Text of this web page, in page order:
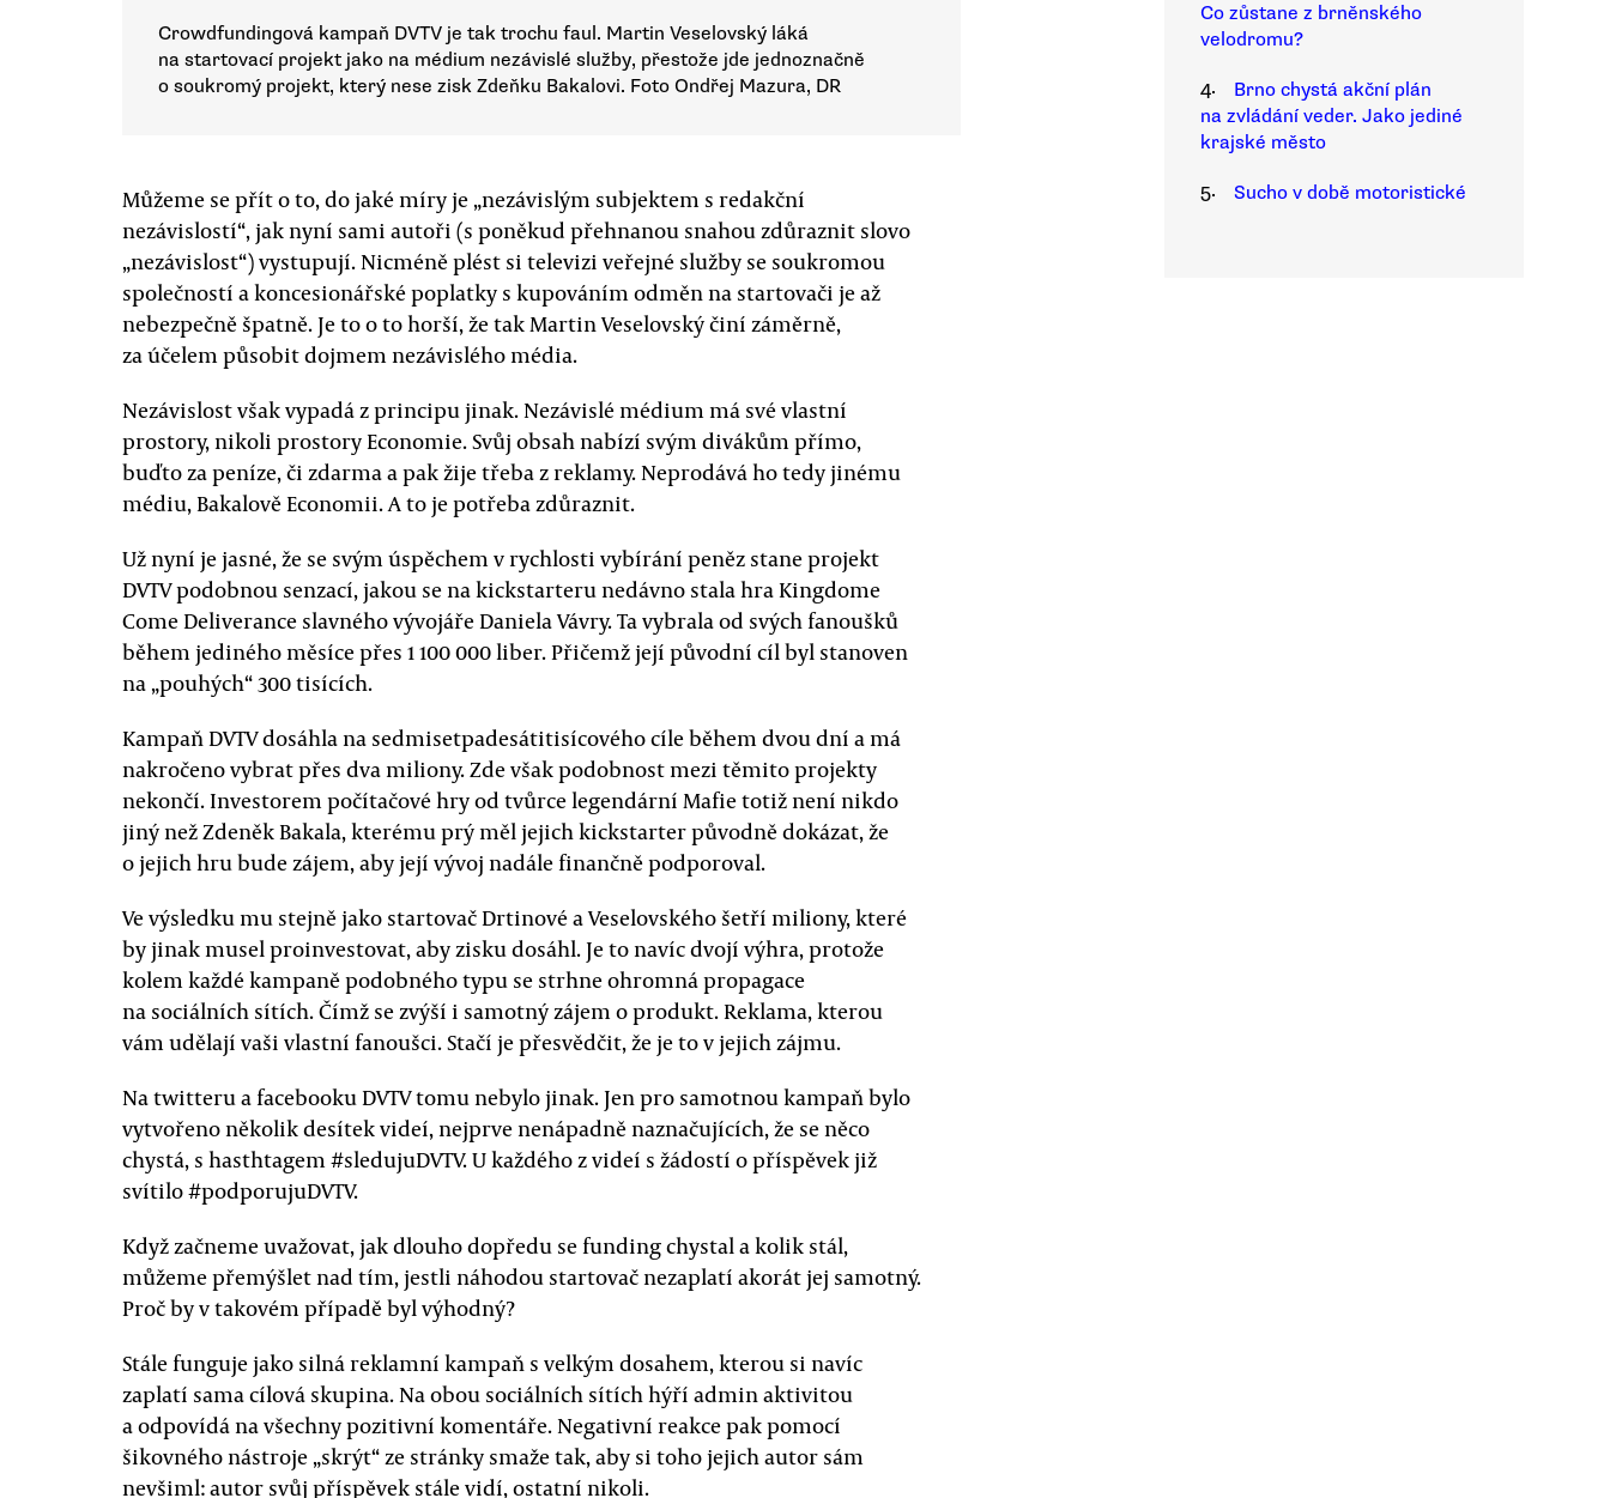
Crowdfundingová kampaň DVTV je tak trochu faul. Martin Veselovský láká
na startovací projekt jako na médium nezávislé služby, přestože jde jednoznačně
o soukromý projekt, který nese zisk Zdeňku Bakalovi. Foto Ondřej Mazura, DR
Můžeme se přít o to, do jaké míry je „nezávislým subjektem s redakční
nezávislostí“, jak nyní sami autoři (s poněkud přehnanou snahou zdůraznit slovo
„nezávislost“) vystupují. Nicméně plést si televizi veřejné služby se soukromou
společností a koncesionářské poplatky s kupováním odměn na startovači je až
nebezpečně špatně. Je to o to horší, že tak Martin Veselovský činí záměrně,
za účelem působit dojmem nezávislého média.
Nezávislost však vypadá z principu jinak. Nezávislé médium má své vlastní
prostory, nikoli prostory Economie. Svůj obsah nabízí svým divákům přímo,
buďto za peníze, či zdarma a pak žije třeba z reklamy. Neprodává ho tedy jinému
médiu, Bakalově Economii. A to je potřeba zdůraznit.
Už nyní je jasné, že se svým úspěchem v rychlosti vybírání peněz stane projekt
DVTV podobnou senzací, jakou se na kickstarteru nedávno stala hra Kingdome
Come Deliverance slavného vývojáře Daniela Vávry. Ta vybrala od svých fanoušků
během jediného měsíce přes 1 100 000 liber. Přičemž její původní cíl byl stanoven
na „pouhých“ 300 tisících.
Kampaň DVTV dosáhla na sedmisetpadesátitisícového cíle během dvou dní a má
nakročeno vybrat přes dva miliony. Zde však podobnost mezi těmito projekty
nekončí. Investorem počítačové hry od tvůrce legendární Mafie totiž není nikdo
jiný než Zdeněk Bakala, kterému prý měl jejich kickstarter původně dokázat, že
o jejich hru bude zájem, aby její vývoj nadále finančně podporoval.
Ve výsledku mu stejně jako startovač Drtinové a Veselovského šetří miliony, které
by jinak musel proinvestovat, aby zisku dosáhl. Je to navíc dvojí výhra, protože
kolem každé kampaně podobného typu se strhne ohromná propagace
na sociálních sítích. Čímž se zvýší i samotný zájem o produkt. Reklama, kterou
vám udělají vaši vlastní fanoušci. Stačí je přesvědčit, že je to v jejich zájmu.
Na twitteru a facebooku DVTV tomu nebylo jinak. Jen pro samotnou kampaň bylo
vytvořeno několik desítek videí, nejprve nenápadně naznačujících, že se něco
chystá, s hasthtagem #sledujuDVTV. U každého z videí s žádostí o příspěvek již
svítilo #podporujuDVTV.
Když začneme uvažovat, jak dlouho dopředu se funding chystal a kolik stál,
můžeme přemýšlet nad tím, jestli náhodou startovač nezaplatí akorát jej samotný.
Proč by v takovém případě byl výhodný?
Stále funguje jako silná reklamní kampaň s velkým dosahem, kterou si navíc
zaplatí sama cílová skupina. Na obou sociálních sítích hýří admin aktivitou
a odpovídá na všechny pozitivní komentáře. Negativní reakce pak pomocí
šikovného nástroje „skrýt“ ze stránky smaže tak, aby si toho jejich autor sám
nevšiml: autor svůj příspěvek stále vidí, ostatní nikoli.
Co zůstane z brněnského
velodromu?
4.
Brno chystá akční plán
na zvládání veder. Jako jediné
krajské město
5.
Sucho v době motoristické